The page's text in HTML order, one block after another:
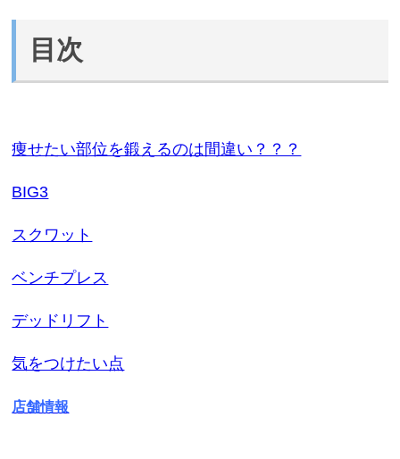
目次
痩せたい部位を鍛えるのは間違い？？？
BIG3
スクワット
ベンチプレス
デッドリフト
気をつけたい点
店舗情報